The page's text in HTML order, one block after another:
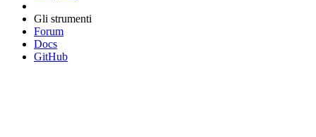
Gli strumenti
Forum
Docs
GitHub